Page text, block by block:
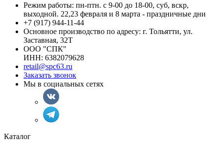
Режим работы: пн-птн. с 9-00 до 18-00, суб, вскр,
выходной. 22,23 февраля и 8 марта - праздничные дни
+7 (917) 944-11-44
Основное производство по адресу: г. Тольятти, ул.
Заставная, 32Т
ООО "СПК"
ИНН: 6382079628
retail@spc63.ru
Заказать звонок
Мы в социальных сетях
Каталог